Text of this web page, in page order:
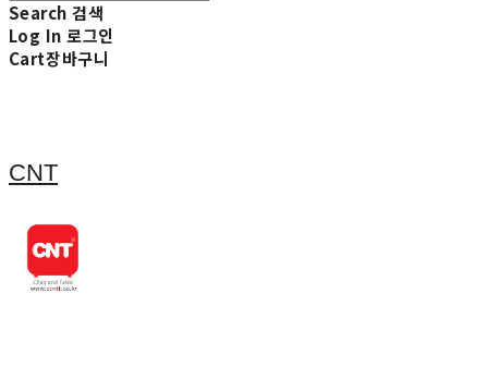
Search 검색
Log In 로그인
Cart장바구니
CNT